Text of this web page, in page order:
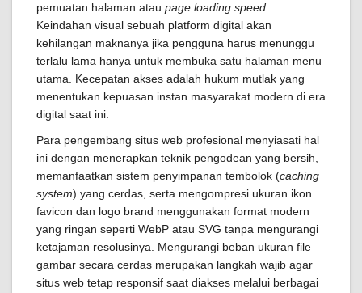
pemuatan halaman atau page loading speed
Keindahan visual sebuah platform digital akan
kehilangan maknanya jika pengguna harus menunggu
terlalu lama hanya untuk membuka satu halaman menu
utama. Kecepatan akses adalah hukum mutlak yang
menentukan kepuasan instan masyarakat modern di era
digital saat ini.
Para pengembang situs web profesional menyiasati hal
ini dengan menerapkan teknik pengodean yang bersih,
memanfaatkan sistem penyimpanan tembolok (caching
system) yang cerdas, serta mengompresi ukuran ikon
favicon dan logo brand menggunakan format modern
yang ringan seperti WebP atau SVG tanpa mengurangi
ketajaman resolusinya. Mengurangi beban ukuran file
gambar secara cerdas merupakan langkah wajib agar
situs web tetap responsif saat diakses melalui berbagai